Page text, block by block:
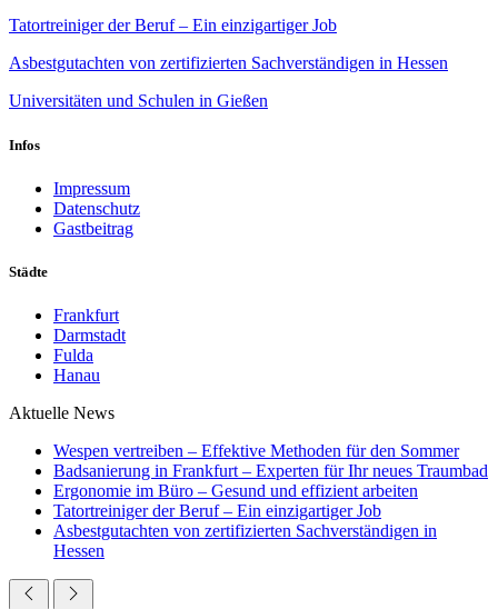
Tatortreiniger der Beruf – Ein einzigartiger Job
Asbestgutachten von zertifizierten Sachverständigen in Hessen
Universitäten und Schulen in Gießen
Infos
Impressum
Datenschutz
Gastbeitrag
Städte
Frankfurt
Darmstadt
Fulda
Hanau
Aktuelle News
Wespen vertreiben – Effektive Methoden für den Sommer
Badsanierung in Frankfurt – Experten für Ihr neues Traumbad
Ergonomie im Büro – Gesund und effizient arbeiten
Tatortreiniger der Beruf – Ein einzigartiger Job
Asbestgutachten von zertifizierten Sachverständigen in
Hessen